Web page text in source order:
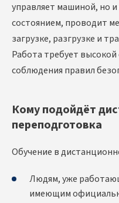
управляет машиной, но и
состоянием, проводит
загрузке, разгрузке и
Работа требует
соблюдения правил
Кому подойдёт
переподготовка
Обучение в
Людям, уже
имеющим